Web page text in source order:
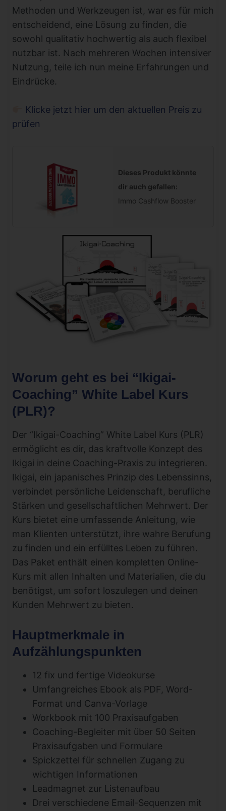
Methoden und Werkzeugen ist, war es für mich
entscheidend, eine Lösung zu finden, die
sowohl qualitativ hochwertig als auch flexibel
nutzbar ist. Nach mehreren Wochen intensiver
Nutzung, teile ich nun meine Erfahrungen und
Eindrücke.
Klicke jetzt hier um den aktuellen Preis zu
prüfen
Dieses Produkt könnte
dir auch gefallen:
Immo Cashflow Booster
Worum geht es bei “Ikigai-
Coaching” White Label Kurs
(PLR)?
Der “Ikigai-Coaching” White Label Kurs (PLR)
ermöglicht es dir, das kraftvolle Konzept des
Ikigai in deine Coaching-Praxis zu integrieren.
Ikigai, ein japanisches Prinzip des Lebenssinns,
verbindet persönliche Leidenschaft, berufliche
Stärken und gesellschaftlichen Mehrwert. Der
Kurs bietet eine umfassende Anleitung, wie
man Klienten unterstützt, ihre wahre Berufung
zu finden und ein erfülltes Leben zu führen.
Das Paket enthält einen kompletten Online-
Kurs mit allen Inhalten und Materialien, die du
benötigst, um sofort loszulegen und deinen
Kunden Mehrwert zu bieten.
Hauptmerkmale in
Aufzählungspunkten
12 fix und fertige Videokurse
Umfangreiches Ebook als PDF, Word-
Format und Canva-Vorlage
Workbook mit 100 Praxisaufgaben
Coaching-Begleiter mit über 50 Seiten
Praxisaufgaben und Formulare
Spickzettel für schnellen Zugang zu
wichtigen Informationen
Leadmagnet zur Listenaufbau
Drei verschiedene Email-Sequenzen mit